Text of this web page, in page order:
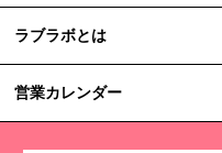
ラブラボとは
営業カレンダー